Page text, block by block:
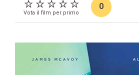
Vota il film per primo
0